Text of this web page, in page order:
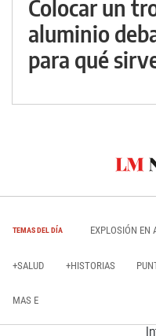
Colocar un
aluminio
para qué
TEMAS DEL DÍA EXPLOSIÓN EN
+SALUD +HISTORIAS
MAS E